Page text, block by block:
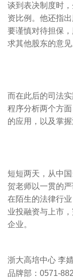
谈到表决制度时
资比例。他还指
要谨慎对待担保
求其他股东的意见
而在此后的司法
程序分析两个方
的应用，以及掌
短短两天，从中
贺老师以一贯的
在陌生的法律行
业投融资与上市
企业。
浙大高培中心 李
品牌部： 0571-